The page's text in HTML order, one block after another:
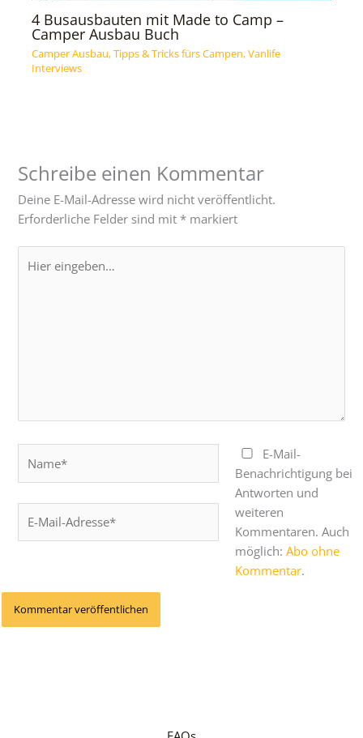
4 Busausbauten mit Made to Camp –
Camper Ausbau Buch
Camper Ausbau,Tipps & Tricks fürs Campen,Vanlife
Interviews
Schreibe einen Kommentar
Deine E-Mail-Adresse wird nicht veröffentlicht.
Erforderliche Felder sind mit * markiert
eingeben…
Mail-
E-Mail-
Benachrichtigung bei
Antworten und
weiteren
Kommentaren. Auch
möglich:Abo ohne
Kommentar.